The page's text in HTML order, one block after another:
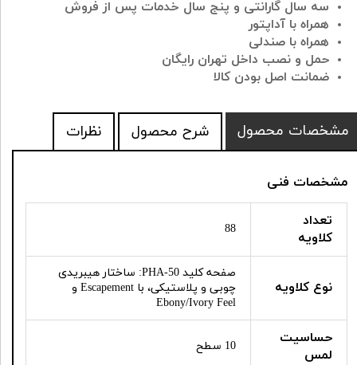
سه سال گارانتی و پنج سال خدمات پس از فروش
همراه با آداپتور
همراه با صندلی
حمل و نصب داخل تهران رایگان
ضمانت اصل بودن کالا
مشخصات محصول شرح محصول نظرات
مشخصات فنی
تعداد
کلاویه
88
نوع کلاویه
صفحه کلید PHA-50: ساختار هیبریدی
چوبی و پلاستیکی، با Escapement و
Ebony/Ivory Feel
حساسیت
لمس
10 سطح